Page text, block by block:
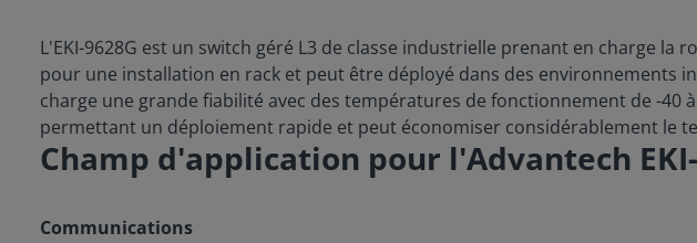
L'EKI-9628G est un switch géré L3 de classe industrielle prenant en charge
pour une installation en rack et peut être déployé dans des environnements
charge une grande fiabilité avec des températures de fonctionnement de -40
permettant un déploiement rapide et peut économiser considérablement le
Champ d'application pour l'Advantech EKI-
Communications